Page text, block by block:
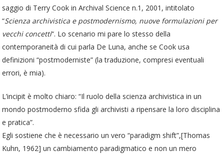
saggio di Terry Cook in Archival Science n.1, 2001, intitolato
“Scienza archivistica e postmodernismo, nuove formulazioni per
vecchi concetti“. Lo scenario mi pare lo stesso della
contemporaneità di cui parla De Luna, anche se Cook usa
definizioni “postmoderniste” (la traduzione, compresi eventuali
errori, è mia).
L’incipit è molto chiaro: “Il ruolo della scienza archivistica in un
mondo postmoderno sfida gli archivisti a ripensare la loro disciplina
e pratica”.
Egli sostiene che è necessario un vero “paradigm shift”,[Thomas
Kuhn, 1962] un cambiamento paradigmatico e non un mero